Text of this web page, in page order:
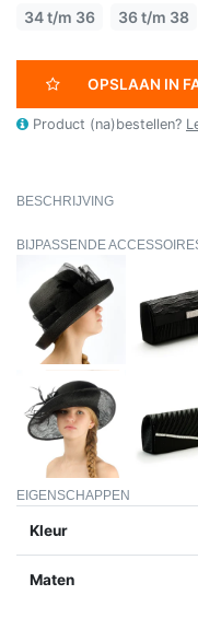
34 t/m 36 36 t/m 38
OPSLAAN IN
Product (na)bestellen?
BESCHRIJVING
BIJPASSENDE
EIGENSCHAPPEN
Kleur
Maten